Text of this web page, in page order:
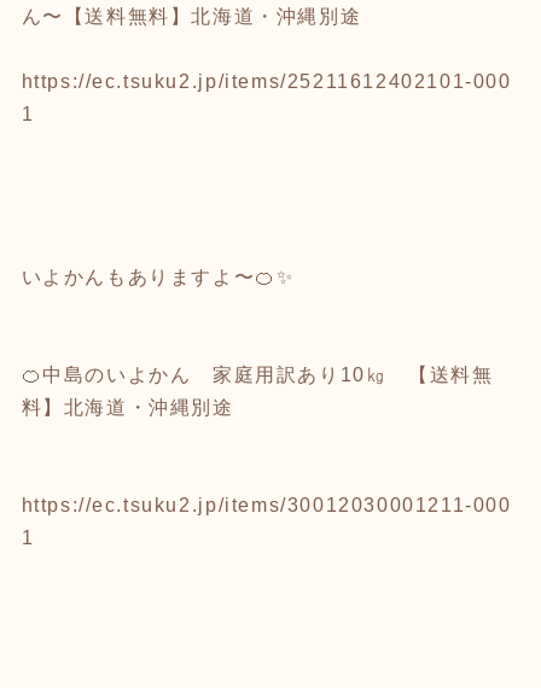
ん〜【送料無料】北海道・沖縄別途
https://ec.tsuku2.jp/items/25211612402101-000
1
いよかんもありますよ〜🍊✨
🍊中島のいよかん 家庭用訳あり10㎏ 【送料無
料】北海道・沖縄別途
https://ec.tsuku2.jp/items/30012030001211-000
1